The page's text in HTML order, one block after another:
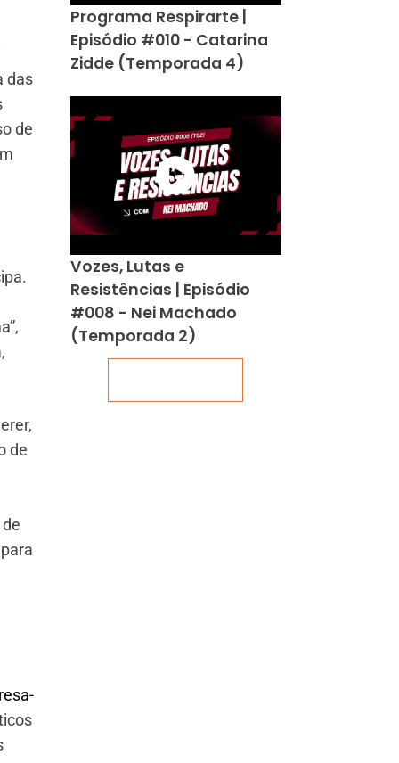
das
de
de
Programa Respirarte |
Episódio #010 - Catarina
Zidde (Temporada 4)
Vozes, Lutas e
Resistências | Episódio
#008 - Nei Machado
(Temporada 2)